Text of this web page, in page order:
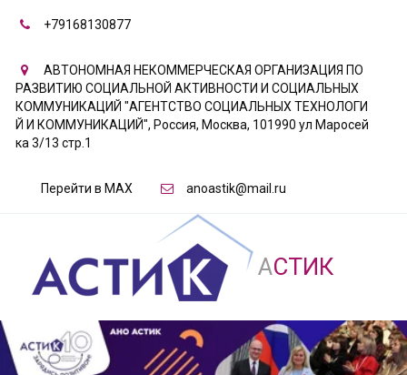
+79168130877
АВТОНОМНАЯ НЕКОММЕРЧЕСКАЯ ОРГАНИЗАЦИЯ ПО
РАЗВИТИЮ СОЦИАЛЬНОЙ АКТИВНОСТИ И СОЦИАЛЬНЫХ
КОММУНИКАЦИЙ "АГЕНТСТВО СОЦИАЛЬНЫХ ТЕХНОЛОГИ
Й И КОММУНИКАЦИЙ", Россия, Москва, 101990 ул Маросей
ка 3/13 стр.1
Перейти в MAX anoastik@mail.ru
АСТИК